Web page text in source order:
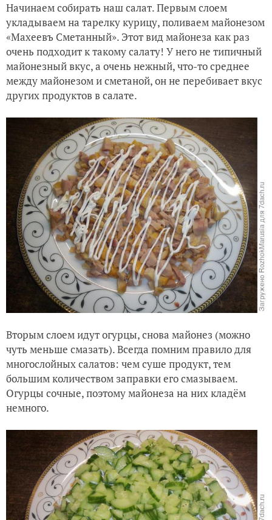
Начинаем собирать наш салат. Первым слоем
укладываем на тарелку курицу, поливаем майонезом
«Махеевъ Сметанный». Этот вид майонеза как раз
очень подходит к такому салату! У него не типичный
майонезный вкус, а очень нежный, что-то среднее
между майонезом и сметаной, он не перебивает вкус
других продуктов в салате.
Вторым слоем идут огурцы, снова майонез (можно
чуть меньше смазать). Всегда помним правило для
многослойных салатов: чем суше продукт, тем
большим количеством заправки его смазываем.
Огурцы сочные, поэтому майонеза на них кладём
немного.